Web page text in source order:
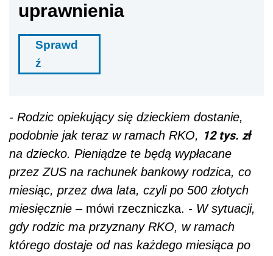
uprawnienia
Sprawd
ź
- Rodzic opiekujący się dzieckiem dostanie,
podobnie jak teraz w ramach RKO, 12 tys. zł
na dziecko. Pieniądze te będą wypłacane
przez ZUS na rachunek bankowy rodzica, co
miesiąc, przez dwa lata, czyli po 500 złotych
miesięcznie – mówi rzeczniczka. - W sytuacji,
gdy rodzic ma przyznany RKO, w ramach
którego dostaje od nas każdego miesiąca po